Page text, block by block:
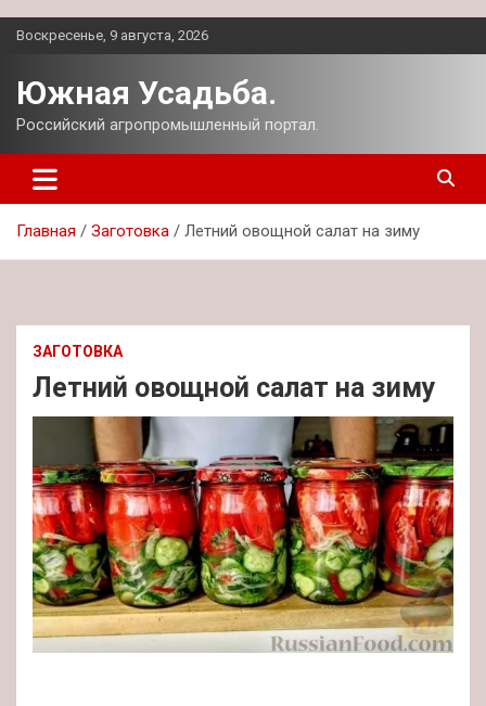
Перейти
Воскресенье, 9 августа, 2026
Южная Усадьба.
Российский агропромышленный портал.
Главная Заготовка Летний овощной салат на зиму
ЗАГОТОВКА
Летний овощной салат на зиму